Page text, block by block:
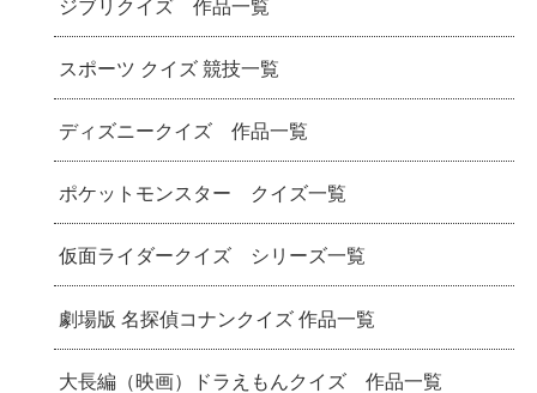
ジブリクイズ 作品一覧
スポーツ クイズ 競技一覧
ディズニークイズ 作品一覧
ポケットモンスター クイズ一覧
仮面ライダークイズ シリーズ一覧
劇場版 名探偵コナンクイズ 作品一覧
大長編（映画）ドラえもんクイズ 作品一覧